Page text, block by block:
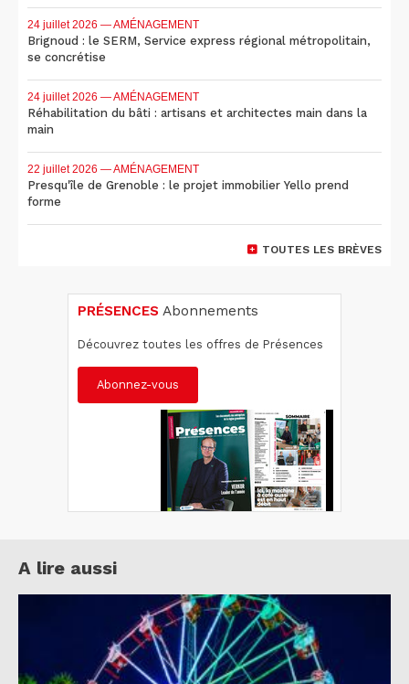
24 juillet 2026 — AMÉNAGEMENT
Brignoud : le SERM, Service express régional métropolitain,
se concrétise
24 juillet 2026 — AMÉNAGEMENT
Réhabilitation du bâti : artisans et architectes main dans la
main
22 juillet 2026 — AMÉNAGEMENT
Presqu'île de Grenoble : le projet immobilier Yello prend
forme
TOUTES LES BRÈVES
PRÉSENCES Abonnements
Découvrez toutes les offres de Présences
Abonnez-vous
A lire aussi